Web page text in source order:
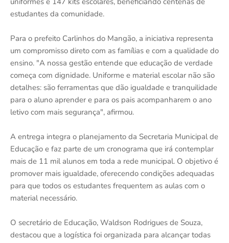
estudantes da comunidade.
Para o prefeito Carlinhos do Mangão, a iniciativa representa
um compromisso direto com as famílias e com a qualidade do
ensino. "A nossa gestão entende que educação de verdade
começa com dignidade. Uniforme e material escolar não são
detalhes: são ferramentas que dão igualdade e tranquilidade
para o aluno aprender e para os pais acompanharem o ano
letivo com mais segurança", afirmou.
A entrega integra o planejamento da Secretaria Municipal de
Educação e faz parte de um cronograma que irá contemplar
mais de 11 mil alunos em toda a rede municipal. O objetivo é
promover mais igualdade, oferecendo condições adequadas
para que todos os estudantes frequentem as aulas com o
material necessário.
O secretário de Educação, Waldson Rodrigues de Souza,
destacou que a logística foi organizada para alcançar todas